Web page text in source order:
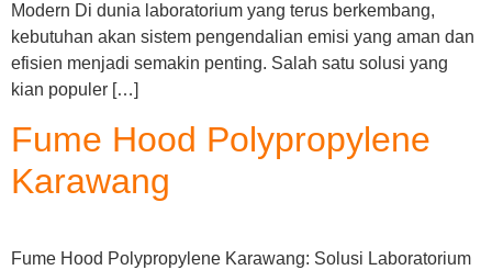
Modern Di dunia laboratorium yang terus berkembang,
kebutuhan akan sistem pengendalian emisi yang aman dan
efisien menjadi semakin penting. Salah satu solusi yang
kian populer […]
Fume Hood Polypropylene
Karawang
Fume Hood Polypropylene Karawang: Solusi Laboratorium